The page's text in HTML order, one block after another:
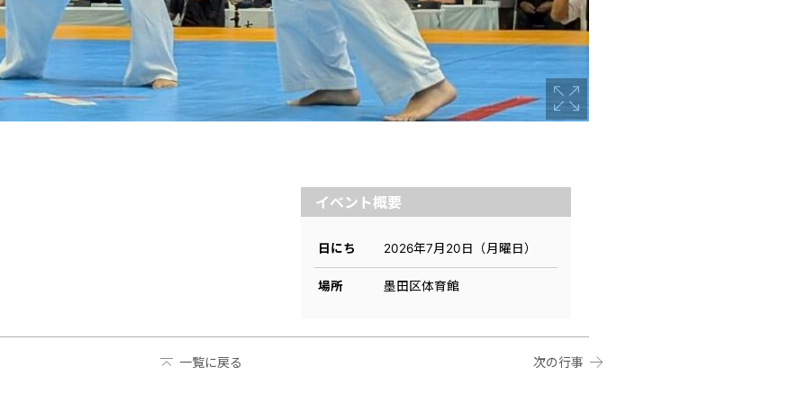
イベント概要
日にち 2026年7月20日（月曜日）
場所 墨田区体育館
一覧に戻る 次の行事